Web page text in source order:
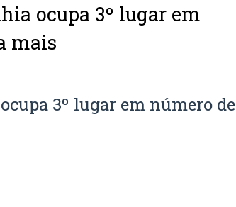
ocupa 3º lugar em
mais
3º lugar em número de